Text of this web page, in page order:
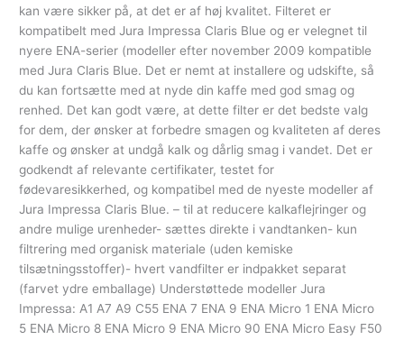
kan være sikker på, at det er af høj kvalitet. Filteret er
kompatibelt med Jura Impressa Claris Blue og er velegnet til
nyere ENA-serier (modeller efter november 2009 kompatible
med Jura Claris Blue. Det er nemt at installere og udskifte, så
du kan fortsætte med at nyde din kaffe med god smag og
renhed. Det kan godt være, at dette filter er det bedste valg
for dem, der ønsker at forbedre smagen og kvaliteten af deres
kaffe og ønsker at undgå kalk og dårlig smag i vandet. Det er
godkendt af relevante certifikater, testet for
fødevaresikkerhed, og kompatibel med de nyeste modeller af
Jura Impressa Claris Blue. – til at reducere kalkaflejringer og
andre mulige urenheder- sættes direkte i vandtanken- kun
filtrering med organisk materiale (uden kemiske
tilsætningsstoffer)- hvert vandfilter er indpakket separat
(farvet ydre emballage) Understøttede modeller Jura
Impressa: A1 A7 A9 C55 ENA 7 ENA 9 ENA Micro 1 ENA Micro
5 ENA Micro 8 ENA Micro 9 ENA Micro 90 ENA Micro Easy F50